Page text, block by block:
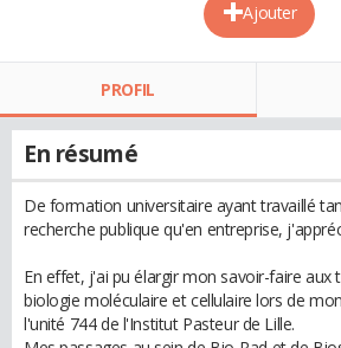
Ajouter
PROFIL
En résumé
De formation universitaire ayant travaillé
recherche publique qu'en entreprise,
En effet, j'ai pu élargir mon savoir-faire aux
biologie moléculaire et cellulaire lors de
l'unité 744 de l'Institut Pasteur de Lille.